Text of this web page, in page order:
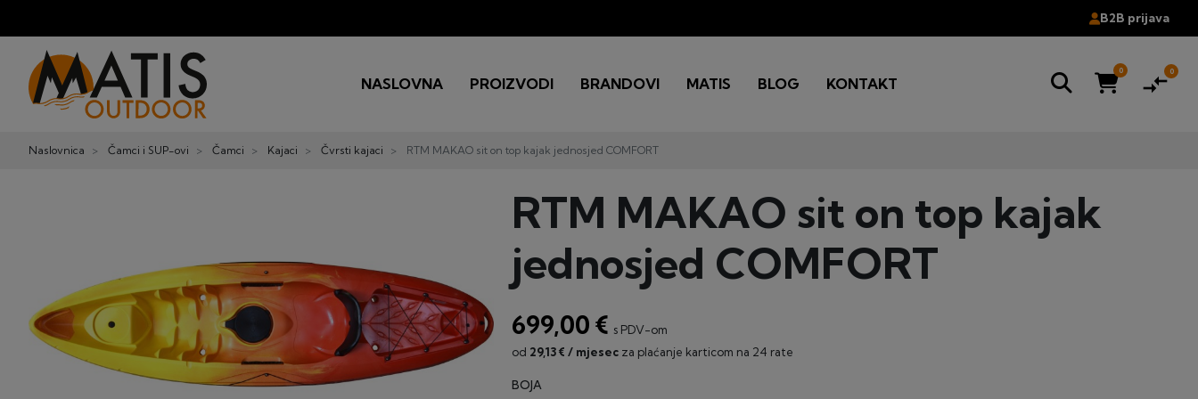
B2B prijava
NASLOVNA PROIZVODI BRANDOVI MATIS BLOG KONTAKT
0 compare_arrows0
Naslovnica Čamci i SUP-ovi Čamci Kajaci Čvrsti kajaci RTM MAKAO sit on top kajak jednosjed COMFORT
RTM MAKAO sit on top kajak
jednosjed COMFORT
699,00 € s PDV-om
od 29,13 € / mjesecza plaćanje karticom na 24 rate
BOJA